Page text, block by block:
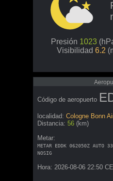
Presión 1023
Visibilidad 6.2
Código de aeropuerto
localidad: Cologne Bonn
Distancia: 56 (km)
Metar:
METAR EDDK 062050Z AUTO
NOSIG
Hora: 2026-08-06 22:50